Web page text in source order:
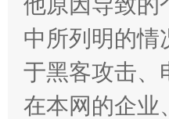
全民健身五年计划来了
中所列明的情
于黑客攻击、
在本网的企业